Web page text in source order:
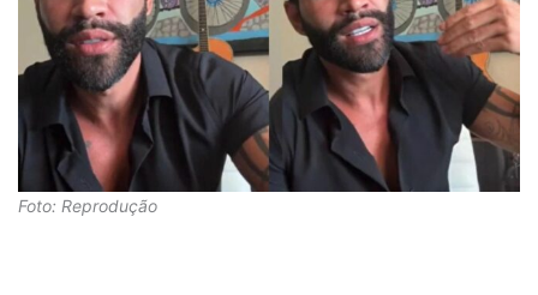
Foto: Reprodução